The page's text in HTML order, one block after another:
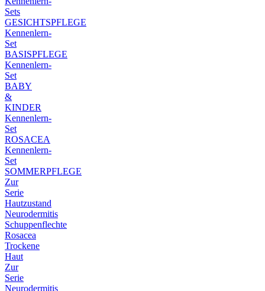
Sets
GESICHTSPFLEGE
Kennenlern-
Set
BASISPFLEGE
Kennenlern-
Set
BABY
&
KINDER
Kennenlern-
Set
ROSACEA
Kennenlern-
Set
SOMMERPFLEGE
Zur
Serie
Hautzustand
Neurodermitis
Schuppenflechte
Rosacea
Trockene
Haut
Zur
Serie
Neurodermitis